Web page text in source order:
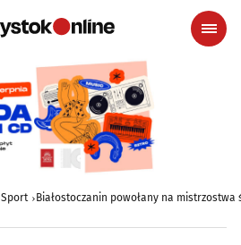
Sport Białostoczanin powołany na mistrzostwa